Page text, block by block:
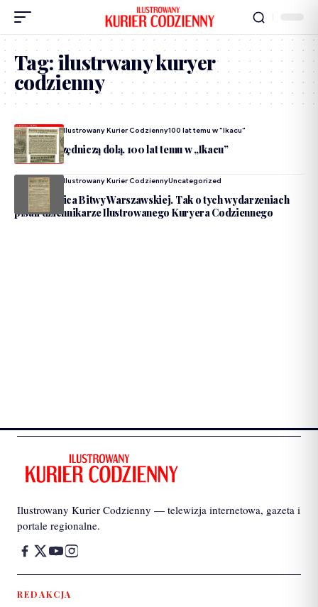
Tag:ilustrwany kuryer
codzienny
Dodane PrzezIlustrowany Kurier Codzienny100 lat temu w "Ikacu"
Łzy nad urzędniczą dolą. 100 lat temu w „Ikacu”
Dodane Przez Ilustrowany Kurier CodziennyUncategorized
100. rocznica Bitwy Warszawskiej. Tak o tych wydarzeniach
pisali dziennikarze Ilustrowanego Kuryera Codziennego
Ilustrowany Kurier Codzienny — telewizja internetowa, gazeta i
portale regionalne.
REDAKCJA